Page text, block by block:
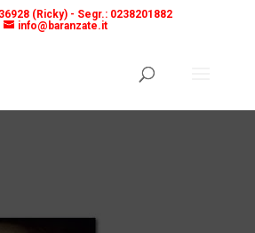
(Ricky) - Segr.: 0238201882
info@baranzate.it